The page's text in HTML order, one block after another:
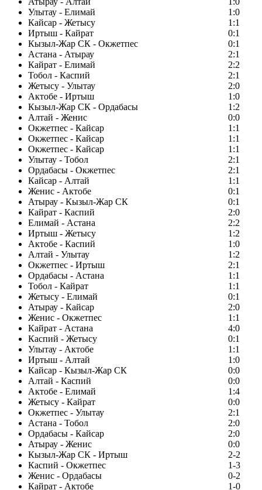
Улытау - Елимай
1:0
Кайсар - Жетысу
1:1
Иртыш - Кайрат
0:1
Кызыл-Жар СК - Окжетпес
0:1
Астана - Атырау
2:1
Кайрат - Елимай
2:2
Тобол - Каспий
2:1
Жетысу - Улытау
2:0
Актобе - Иртыш
1:0
Кызыл-Жар СК - Ордабасы
1:2
Алтай - Женис
0:0
Окжетпес - Кайсар
1:1
Окжетпес - Кайсар
1:1
Окжетпес - Кайсар
1:1
Улытау - Тобол
2:1
Ордабасы - Окжетпес
2:1
Кайсар - Алтай
1:1
Женис - Актобе
0:1
Атырау - Кызыл-Жар СК
0:1
Кайрат - Каспий
2:0
Елимай - Астана
2:2
Иртыш - Жетысу
1:2
Актобе - Каспий
1:0
Алтай - Улытау
1:2
Окжетпес - Иртыш
2:1
Ордабасы - Астана
1:1
Тобол - Кайрат
1:1
Жетысу - Елимай
0:1
Атырау - Кайсар
2:0
Женис - Окжетпес
1:1
Кайрат - Астана
4:0
Каспий - Жетысу
0:1
Улытау - Актобе
1:1
Иртыш - Алтай
1:0
Кайсар - Кызыл-Жар СК
0:0
Алтай - Каспий
0:0
Актобе - Елимай
1:4
Жетысу - Кайрат
0:0
Окжетпес - Улытау
2:1
Астана - Тобол
2:0
Ордабасы - Кайсар
2:0
Атырау - Женис
0:0
Кызыл-Жар СК - Иртыш
2-2
Каспий - Окжетпес
1-3
Женис - Ордабасы
0-2
Кайрат - Актобе
1-0